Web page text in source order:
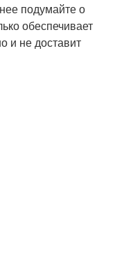
подумайте о
обеспечивает
и не доставит